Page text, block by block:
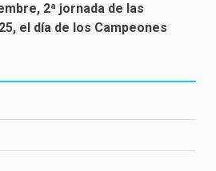
2ª jornada de las
el día de los Campeones